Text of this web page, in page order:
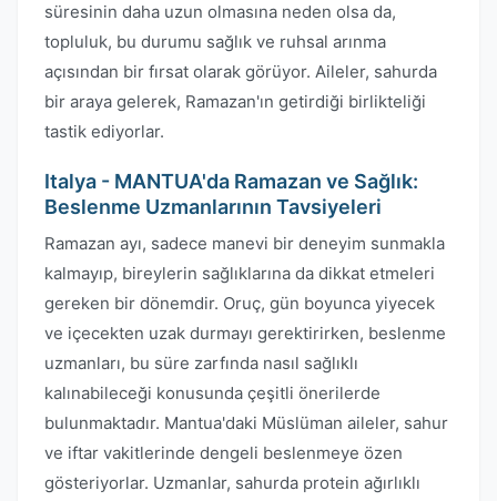
süresinin daha uzun olmasına neden olsa da,
topluluk, bu durumu sağlık ve ruhsal arınma
açısından bir fırsat olarak görüyor. Aileler, sahurda
bir araya gelerek, Ramazan'ın getirdiği birlikteliği
tastik ediyorlar.
Italya - MANTUA'da Ramazan ve Sağlık:
Beslenme Uzmanlarının Tavsiyeleri
Ramazan ayı, sadece manevi bir deneyim sunmakla
kalmayıp, bireylerin sağlıklarına da dikkat etmeleri
gereken bir dönemdir. Oruç, gün boyunca yiyecek
ve içecekten uzak durmayı gerektirirken, beslenme
uzmanları, bu süre zarfında nasıl sağlıklı
kalınabileceği konusunda çeşitli önerilerde
bulunmaktadır. Mantua'daki Müslüman aileler, sahur
ve iftar vakitlerinde dengeli beslenmeye özen
gösteriyorlar. Uzmanlar, sahurda protein ağırlıklı